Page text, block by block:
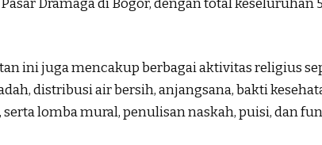
Dramaga di Bogor, dengan total keseluruhan
ini juga mencakup berbagai aktivitas religius
distribusi air bersih, anjangsana, bakti
lomba mural, penulisan naskah, puisi, dan